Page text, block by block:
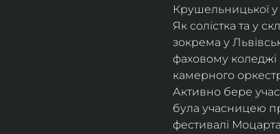
Крушельницької у
Як солістка та у
зокрема у
фаховому коледжі
камерного
Активно бере
була учасницею
фестивалі